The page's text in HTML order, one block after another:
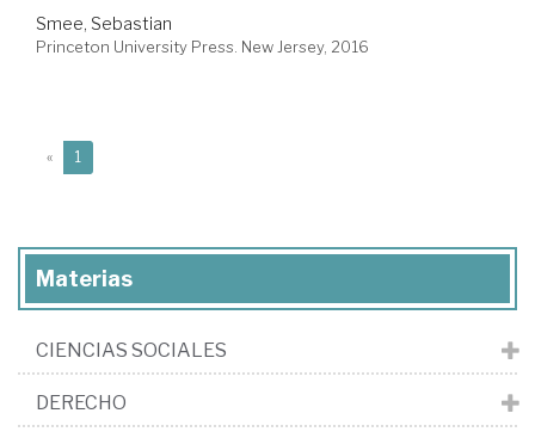
Smee, Sebastian
Princeton University Press. New Jersey, 2016
« 1
Materias
CIENCIAS SOCIALES
DERECHO